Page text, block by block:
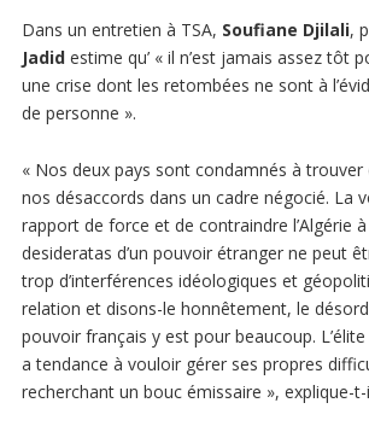
Dans un entretien à TSA, Soufiane Djilali,
Jadidestime qu’ « il n’est jamais assez tôt
une crise dont les retombées ne sont à
de personne ».
« Nos deux pays sont condamnés à trouver
nos désaccords dans un cadre négocié. La
rapport de force et de contraindre l’Algérie
desideratas d’un pouvoir étranger ne peut
trop d’interférences idéologiques et
relation et disons-le honnêtement, le
pouvoir français y est pour beaucoup.
a tendance à vouloir gérer ses propres
recherchant un bouc émissaire », explique-t-